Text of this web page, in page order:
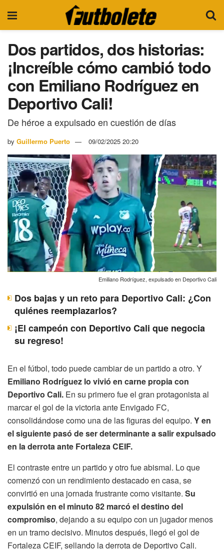
Dos partidos, dos historias:
¡Increíble cómo cambió todo
con Emiliano Rodríguez en
Deportivo Cali!
De héroe a expulsado en cuestión de días
by Guillermo Puerto 09/02/2025 20:20
Emiliano Rodríguez, expulsado en Deportivo Cali
Dos bajas y un reto para Deportivo Cali: ¿Con
quiénes reemplazarlos?
¡El campeón con Deportivo Cali que negocia
su regreso!
En el fútbol, todo puede cambiar de un partido a otro. Y
Emiliano Rodríguez lo vivió en carne propia con
Deportivo Cali. En su primero fue el gran protagonista al
marcar el gol de la victoria ante Envigado FC,
consolidándose como una de las figuras del equipo. Y en
el siguiente pasó de ser determinante a salir expulsado
en la derrota ante Fortaleza CEIF.
El contraste entre un partido y otro fue abismal. Lo que
comenzó con un rendimiento destacado en casa, se
convirtió en una jornada frustrante como visitante. Su
expulsión en el minuto 82 marcó el destino del
compromiso, dejando a su equipo con un jugador menos
en un tramo decisivo. Minutos después, llegó el gol de
Fortaleza CEIF, sellando la derrota de Deportivo Cali.